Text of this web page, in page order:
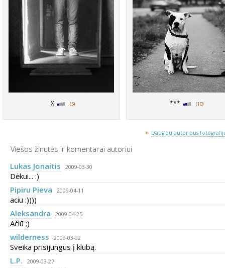
X (5) *** (10)
» Daugiau autoriaus
Viešos žinutės ir komentarai autoriui
Lukas Jonaitis
2009-03-30
Dėkui... :)
Pipiru Pieva
2009-04-11
aciu :))))
Aleksandra
2009-04-25
Ačiū ;)
wilderness
2009-03-02
Sveika prisijungus į klubą.
L.P.
2009-03-27